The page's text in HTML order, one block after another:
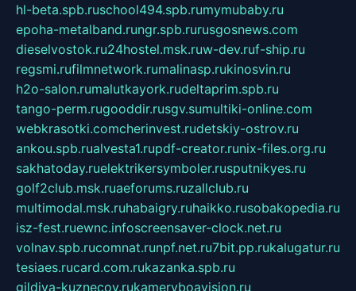
hl-beta.spb.ruschool494.spb.rumymubaby.ru
epoha-metalband.rungr.spb.rurusgosnews.com
dieselvostok.ru24hostel.msk.ruw-dev.ruf-ship.ru
regsmi.rufilmnetwork.rumalinasp.rukinosvin.ru
h2o-salon.rumalutkayork.rudeltaprim.spb.ru
tango-perm.rugooddir.rusgv.sumultiki-online.com
webkrasotki.comcherinvest.rudetskiy-ostrov.ru
ankou.spb.rualvesta1.rupdf-creator.runix-files.org.ru
sakhatoday.ruelektrikersymboler.rusputnikyes.ru
golf2club.msk.ruaeforums.ruzallclub.ru
multimodal.msk.ruhabaigry.ruhaikko.rusobakopedia.ru
isz-fest.ruewnc.infoscreensaver-clock.net.ru
volnav.spb.rucomnat.runpf.net.ru7bit.pp.rukalugatur.ru
tesiaes.rucard.com.rukazanka.spb.ru
gildiya-kuznecov.rukameryboavision.ru